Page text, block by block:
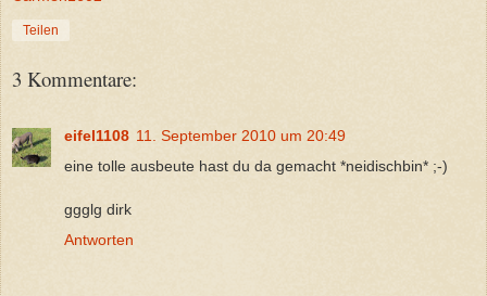
Teilen
3 Kommentare:
eifel1108 11. September 2010 um 20:49
eine tolle ausbeute hast du da gemacht *neidischbin* ;-)
ggglg dirk
Antworten